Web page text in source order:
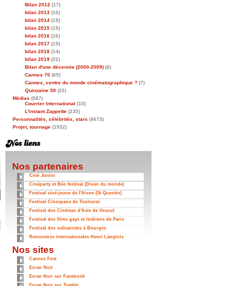
Bilan 2012 (17)
bilan 2013 (10)
bilan 2014 (19)
bilan 2015 (15)
bilan 2016 (16)
bilan 2017 (15)
bilan 2018 (14)
bilan 2019 (22)
Bilan d'une décennie (2000-2009) (6)
Cannes 70 (69)
Cannes, centre du monde cinématographique ? (7)
Quinzaine 50 (22)
Médias (587)
Courrier International (15)
L'instant Zappette (235)
Personnalités, célébrités, stars (4673)
Projet, tournage (1932)
Nos partenaires
Ciné Junior
Cinéparty et Béo festival (Divan du monde)
Festival ciné-jeune de l'Aisne (St Quentin)
Festival Cinespana de Toulouse
Festival des Cinémas d'Asie de Vesoul
Festival des films gays et lesbiens de Paris
Festival des scénaristes à Bourges
Rencontres internationales Henri Langlois
Nos sites
Cannes Fest
Ecran Noir
Ecran Noir sur Facebook
Ecran Noir sur Tumblr